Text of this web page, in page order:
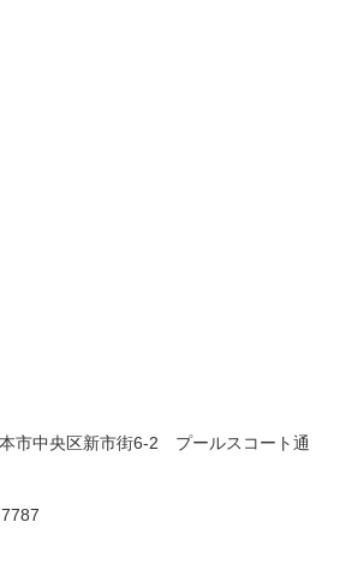
市中央区新市街6-2 プールスコート通